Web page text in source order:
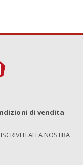
di vendita
ISCRIVITI ALLA NOSTRA